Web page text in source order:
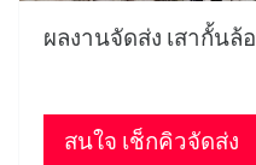
ผลงานจัดส่ง เสากั้นล้อ
สนใจ เช็กคิวจัดส่ง